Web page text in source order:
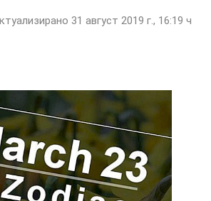
31 август 2019 г., 16:19 ч